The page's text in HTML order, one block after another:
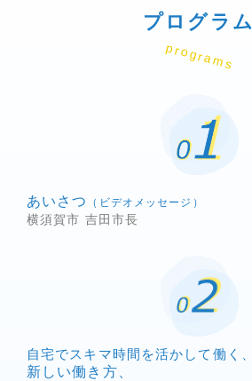
プログラム
programs
あいさつ （ビデオメッセージ）
横須賀市 吉田市長
自宅でスキマ時間を活かして働く、
新しい働き方、